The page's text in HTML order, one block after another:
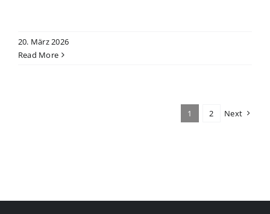
20. März 2026
Read More
1 2 Next